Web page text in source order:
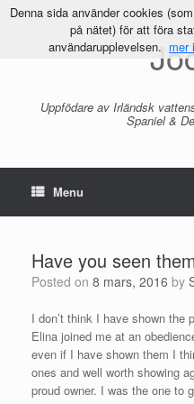
Uppfödare av Irländsk
Spaniel &
Menu
Have you seen
Posted on 8 mars, 2016 by
I don’t think I have shown the
Elina joined me at an
even if I have shown them I
ones and well worth showing
proud owner. I was the one to
Denna sida använder cookies
på nätet) för att föra
användarupplevelsen. mer